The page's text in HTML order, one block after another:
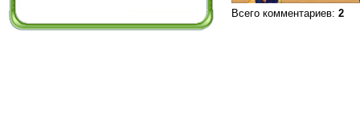
Всего комментариев: 2